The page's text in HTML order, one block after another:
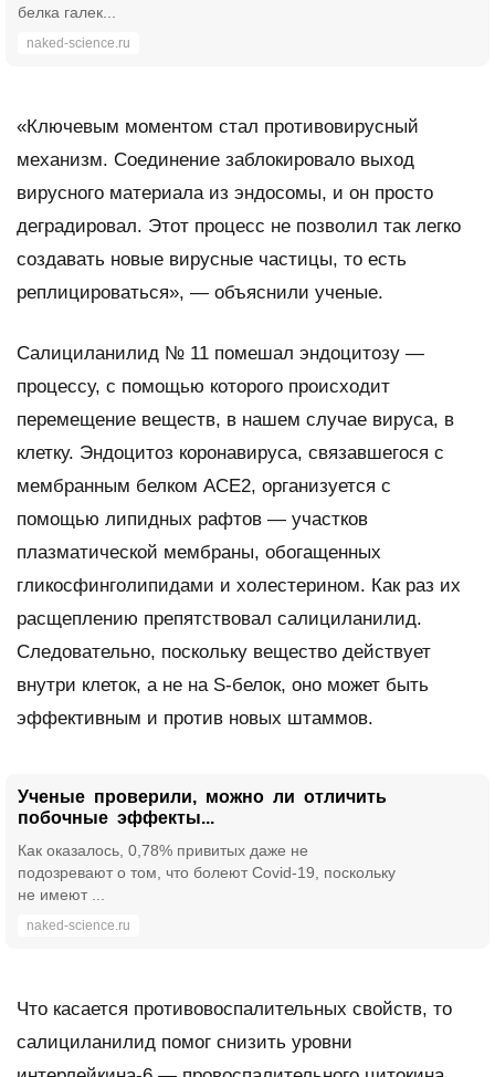
белка галек...
naked-science.ru
«Ключевым моментом стал противовирусный
механизм. Соединение заблокировало выход
вирусного материала из эндосомы, и он просто
деградировал. Этот процесс не позволил так легко
создавать новые вирусные частицы, то есть
реплицироваться», — объяснили ученые.
Салициланилид № 11 помешал эндоцитозу —
процессу, с помощью которого происходит
перемещение веществ, в нашем случае вируса, в
клетку. Эндоцитоз коронавируса, связавшегося с
мембранным белком ACE2, организуется с
помощью липидных рафтов — участков
плазматической мембраны, обогащенных
гликосфинголипидами и холестерином. Как раз их
расщеплению препятствовал салициланилид.
Следовательно, поскольку вещество действует
внутри клеток, а не на S-белок, оно может быть
эффективным и против новых штаммов.
Ученые проверили, можно ли отличить
побочные эффекты...
Как оказалось, 0,78% привитых даже не
подозревают о том, что болеют Covid-19, поскольку
не имеют ...
naked-science.ru
Что касается противовоспалительных свойств, то
салициланилид помог снизить уровни